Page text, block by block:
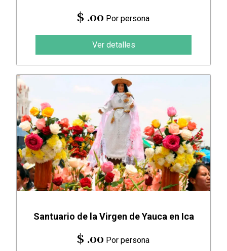
$ .00 Por persona
Ver detalles
Santuario de la Virgen de Yauca en Ica
$ .00 Por persona